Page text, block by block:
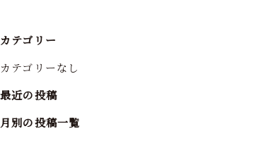
カテゴリー
カテゴリーなし
最近の投稿
月別の投稿一覧